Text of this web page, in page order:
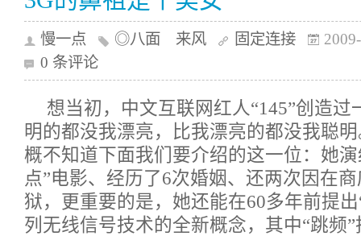
慢一点 ◎八面 来风 固定连接
0 条评论
想当初，中文互联网红人“145”创造过
明的都没我漂亮，比我漂亮的都没我聪
概不知道下面我们要介绍的这一位：她
点”电影、经历了6次婚姻、还两次因在
狱，更重要的是，她还能在60多年前提
列无线信号技术的全新概念，其中“跳频